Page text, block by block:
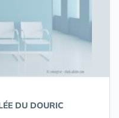
DU DOURIC